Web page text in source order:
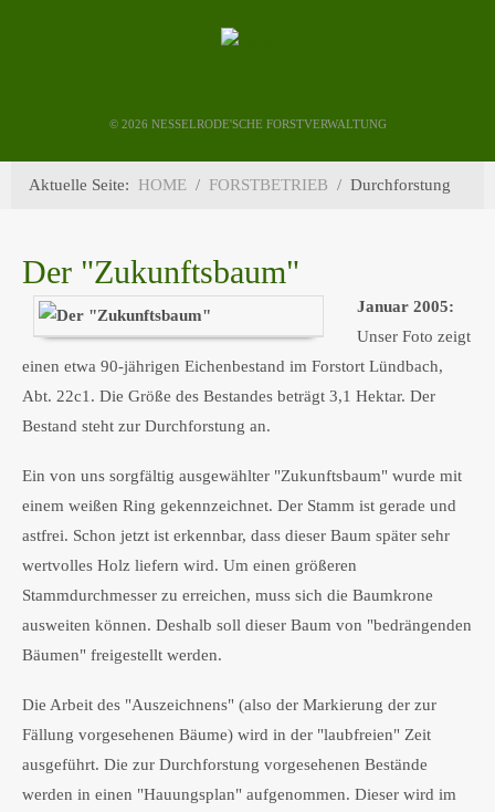
© 2026 NESSELRODE'SCHE FORSTVERWALTUNG
Aktuelle Seite: HOME FORSTBETRIEB Durchforstung
Der "Zukunftsbaum"
Januar 2005:
Unser Foto zeigt
einen etwa 90-jährigen Eichenbestand im Forstort Lündbach,
Abt. 22c1. Die Größe des Bestandes beträgt 3,1 Hektar. Der
Bestand steht zur Durchforstung an.
Ein von uns sorgfältig ausgewählter "Zukunftsbaum" wurde mit
einem weißen Ring gekennzeichnet. Der Stamm ist gerade und
astfrei. Schon jetzt ist erkennbar, dass dieser Baum später sehr
wertvolles Holz liefern wird. Um einen größeren
Stammdurchmesser zu erreichen, muss sich die Baumkrone
ausweiten können. Deshalb soll dieser Baum von "bedrängenden
Bäumen" freigestellt werden.
Die Arbeit des "Auszeichnens" (also der Markierung der zur
Fällung vorgesehenen Bäume) wird in der "laubfreien" Zeit
ausgeführt. Die zur Durchforstung vorgesehenen Bestände
werden in einen "Hauungsplan" aufgenommen. Dieser wird im